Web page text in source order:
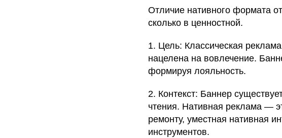
Отличие нативного формата
сколько в ценностной.
1. Цель: Классическая
нацелена на вовлечение.
формируя лояльность.
2. Контекст: Баннер
чтения. Нативная реклама —
ремонту, уместная нативная
инструментов.